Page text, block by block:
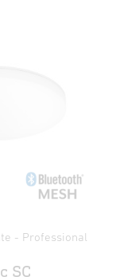
- Professional
SC